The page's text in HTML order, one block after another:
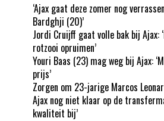
‘Ajax gaat deze zomer nog
Bardghji (20)’
Jordi Cruijff gaat volle bak bij Ajax:
rotzooi opruimen’
Youri Baas (23) mag weg bij Ajax:
prijs’
Zorgen om 23-jarige Marcos
Ajax nog niet klaar op de
kwaliteit bij’